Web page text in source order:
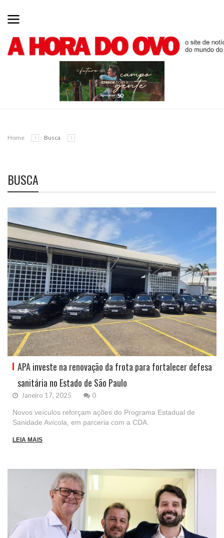
Home Busca
BUSCA
APA investe na renovação da frota para fortalecer defesa
sanitária no Estado de São Paulo
Janeiro 17, 2025 0
Novos veículos reforçam ações do Programa Estadual de
Sanidade Avícola, em parceria com a CDA.
LEIA MAIS